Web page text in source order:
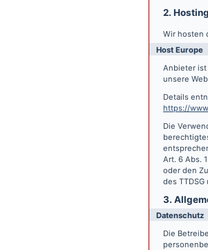
2. Hosting
Wir hosten
Host Europe
Anbieter ist
unsere
Details
https://
Die
Art. 6 Abs.
oder den
des
3.
Datenschutz
Die